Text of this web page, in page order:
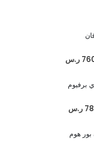
ر.س
برفيوم
ر.س
بور هوم